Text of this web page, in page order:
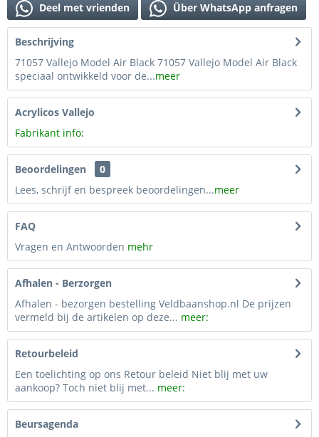
Deel met vrienden Über WhatsApp anfragen
Beschrijving
71057 Vallejo Model Air Black 71057 Vallejo Model Air Black
speciaal ontwikkeld voor de...meer
Acrylicos Vallejo
Fabrikant info:
Beoordelingen
0
Lees, schrijf en bespreek beoordelingen...meer
FAQ
Vragen en Antwoorden mehr
Afhalen - Berzorgen
Afhalen - bezorgen bestelling Veldbaanshop.nl De prijzen
vermeld bij de artikelen op deze... meer:
Retourbeleid
Een toelichting op ons Retour beleid Niet blij met uw
aankoop? Toch niet blij met... meer:
Beursagenda